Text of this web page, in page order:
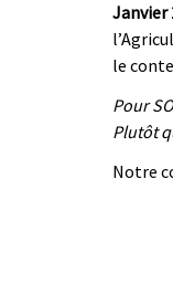
Janvier
le
Pour
Plutôt
Notre